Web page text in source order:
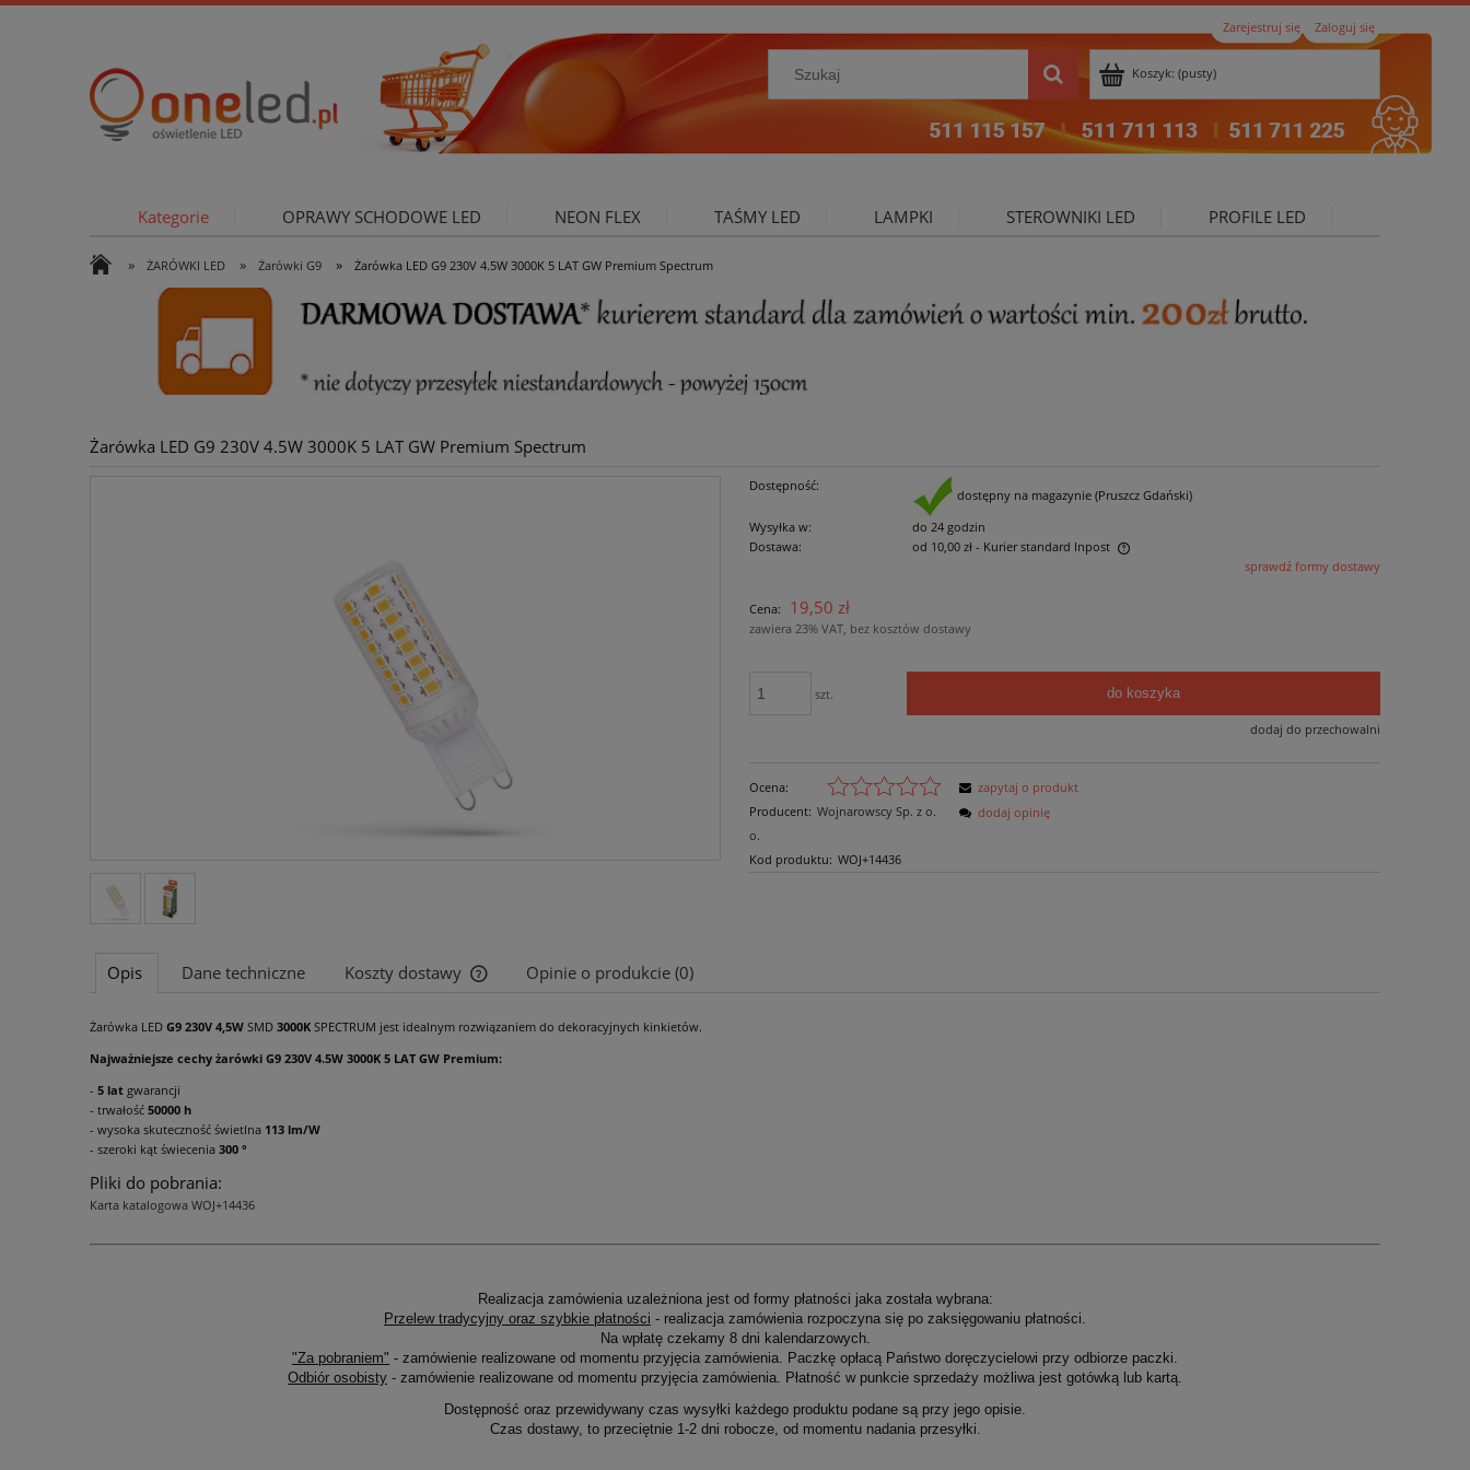
Zarejestruj się Zaloguj się
Koszyk: (pusty)
Kategorie OPRAWY SCHODOWE LED NEON FLEX TAŚMY LED LAMPKI STEROWNIKI LED PROFILE LED
» ŻARÓWKI LED » Żarówki G9 » Żarówka LED G9 230V 4.5W 3000K 5 LAT GW Premium Spectrum
Żarówka LED G9 230V 4.5W 3000K 5 LAT GW Premium Spectrum
Dostępność:
dostępny na magazynie (Pruszcz Gdański)
Wysyłka w:
do 24 godzin
Dostawa:
od 10,00 zł - Kurier standard Inpost
płatności
sprawdź formy dostawy
Cena: 19,50 zł
zawiera 23% VAT, bez kosztów dostawy
szt. do koszyka
dodaj do przechowalni
Ocena:
Producent: Wojnarowscy Sp. z o.
o.
Kod produktu: WOJ+14436
zapytaj o produkt
dodaj opinię
Opis Dane techniczne Koszty dostawy
Cena nie zawiera ewentualnych kosztów
Opinie o produkcie (0)
Żarówka LED G9 230V 4,5W SMD 3000K SPECTRUM jest idealnym rozwiązaniem do dekoracyjnych kinkietów.
Najważniejsze cechy żarówki G9 230V 4.5W 3000K 5 LAT GW Premium:
- 5 lat gwarancji
- trwałość 50000 h
- wysoka skuteczność świetlna 113 lm/W
- szeroki kąt świecenia 300 °
Pliki do pobrania:
Karta katalogowa WOJ+14436
Realizacja zamówienia uzależniona jest od formy płatności jaka została wybrana:
Przelew tradycyjny oraz szybkie płatności - realizacja zamówienia rozpoczyna się po zaksięgowaniu płatności.
Na wpłatę czekamy 8 dni kalendarzowych.
"Za pobraniem" - zamówienie realizowane od momentu przyjęcia zamówienia. Paczkę opłacą Państwo doręczycielowi przy odbiorze paczki.
Odbiór osobisty - zamówienie realizowane od momentu przyjęcia zamówienia. Płatność w punkcie sprzedaży możliwa jest gotówką lub kartą.
Dostępność oraz przewidywany czas wysyłki każdego produktu podane są przy jego opisie.
Czas dostawy, to przeciętnie 1-2 dni robocze, od momentu nadania przesyłki.